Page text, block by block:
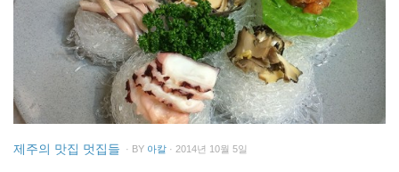
제주의 맛집 멋집들 · BY 아칼 · 2014년 10월 5일